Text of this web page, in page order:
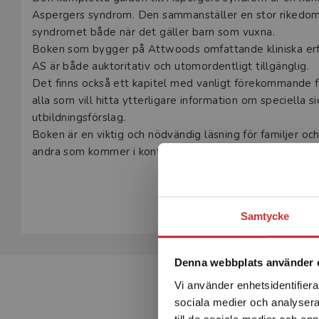
Samtycke
Denna webbplats använder
Vi använder
sociala medier och
Aspergers syndrom. Den sammanställer en stor
syndromet både när det gäller barn som vuxna.
Boken som bygger på Attwoods omfattande kliniska
AS är både auktoritativ och utomordentligt tillgänglig.
Det finns också ett kapitel med vanligt
alla som vill hitta ytterligare information om speciella
utbildningsförslag.
Boken är en viktig och nödvändig läsning för familjer
andra som kommer i kontakt med personer med AS